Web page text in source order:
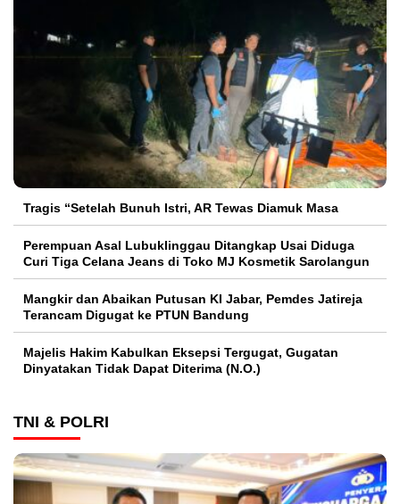
Tragis “Setelah Bunuh Istri, AR Tewas Diamuk Masa
Perempuan Asal Lubuklinggau Ditangkap Usai Diduga
Curi Tiga Celana Jeans di Toko MJ Kosmetik Sarolangun
Mangkir dan Abaikan Putusan KI Jabar, Pemdes Jatireja
Terancam Digugat ke PTUN Bandung
Majelis Hakim Kabulkan Eksepsi Tergugat, Gugatan
Dinyatakan Tidak Dapat Diterima (N.O.)
TNI & POLRI